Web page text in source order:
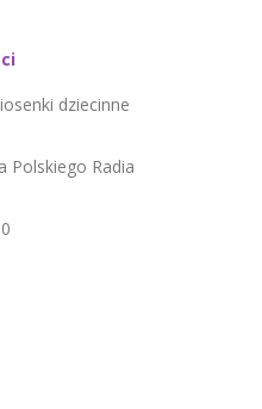
dziecinne
Polskiego Radia